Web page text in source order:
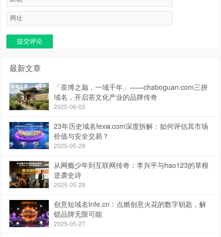
提交评论
最新文章
「茶博之巅，一域千年」——chaboguan.com三拼
域名，开启茶文化产业的品牌传奇
2025-06-02
23年历史域名fexw.com深度拆解：如何评估其市场
价值与安全交易？
2025-05-28
从网瘾少年到互联网传奇：李兴平与hao123的草根
逆袭史诗
2025-05-28
创意短域名Infe.cn：点燃创意火花的数字钥匙，解
锁品牌无限可能
2025-05-27